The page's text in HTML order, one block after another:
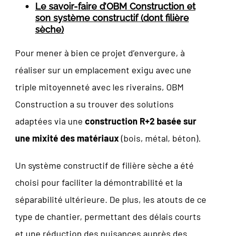
Le savoir-faire d’OBM Construction et
son système constructif (dont filière
sèche)
Pour mener à bien ce projet d’envergure, à
réaliser sur un emplacement exigu avec une
triple mitoyenneté avec les riverains, OBM
Construction a su trouver des solutions
adaptées via une construction R+2 basée sur
une mixité des matériaux(bois, métal, béton).
Un système constructif de filière sèche a été
choisi pour faciliter la démontrabilité et la
séparabilité ultérieure. De plus, les atouts de ce
type de chantier, permettant des délais courts
et une réduction des nuisances auprès des